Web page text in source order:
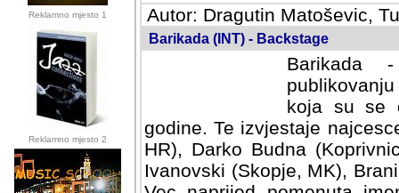
Reklamno mjesto 1
Reklamno mjesto 2
Autor: Dragutin Matoševic,
Barikada (INT) - Backstage
Barikada
koja su se
godine. Te izvjestaje
HR), Darko Budna
Ivanovski (Skopje, MK),